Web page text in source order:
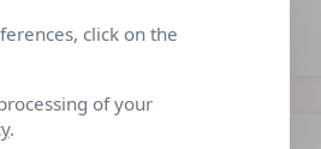
SAVONNIER
click on the
of your
.